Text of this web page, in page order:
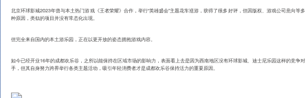
北京环球影城2023年曾与本土热门游戏《王者荣耀》合作，举行“英雄盛会”主题花车巡游，获得了很多好评，但因版权、游戏公司意向等多
种原因，类似的项目并没有常态化出现。
但完全来自国内的本土游乐园，正在以更开放的姿态拥抱游戏内容。
如今已经开业16年的成都欢乐谷，之所以能保持在区域市场的影响力，表面看上去是因为西南地区没有环球影城、迪士尼乐园这样的竞争对
手，但其自身努力跨界举行各类主题活动，吸引年轻消费者才是成都欢乐谷保持活力的重要原因。